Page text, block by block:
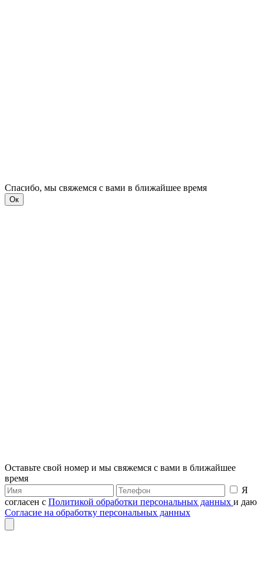
Спасибо, мы свяжемся с вами в ближайшее время
Ок
Оставьте свой номер и мы свяжемся с вами в ближайшее
время
Я
согласен с Политикой обработки персональных данных и даю
Согласие на обработку персональных данных